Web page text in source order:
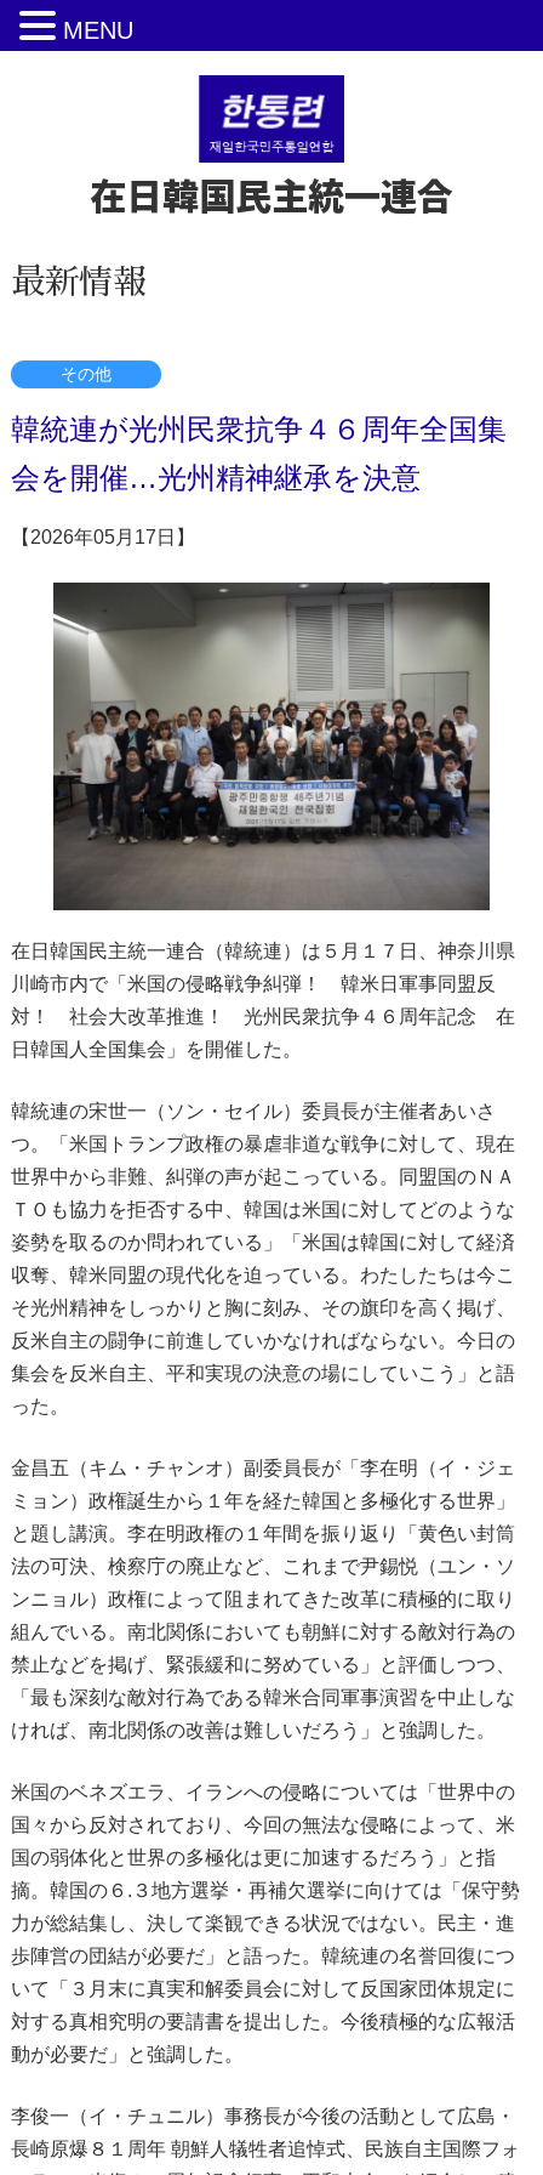
在日韓国民主統一連合
最新情報
その他
韓統連が光州民衆抗争４６周年全国集
会を開催…光州精神継承を決意
【2026年05月17日】
在日韓国民主統一連合（韓統連）は５月１７日、神奈川県
川崎市内で「米国の侵略戦争糾弾！ 韓米日軍事同盟反
対！ 社会大改革推進！ 光州民衆抗争４６周年記念 在
日韓国人全国集会」を開催した。
韓統連の宋世一（ソン・セイル）委員長が主催者あいさ
つ。「米国トランプ政権の暴虐非道な戦争に対して、現在
世界中から非難、糾弾の声が起こっている。同盟国のＮＡ
ＴＯも協力を拒否する中、韓国は米国に対してどのような
姿勢を取るのか問われている」「米国は韓国に対して経済
収奪、韓米同盟の現代化を迫っている。わたしたちは今こ
そ光州精神をしっかりと胸に刻み、その旗印を高く掲げ、
反米自主の闘争に前進していかなければならない。今日の
集会を反米自主、平和実現の決意の場にしていこう」と語
った。
金昌五（キム・チャンオ）副委員長が「李在明（イ・ジェ
ミョン）政権誕生から１年を経た韓国と多極化する世界」
と題し講演。李在明政権の１年間を振り返り「黄色い封筒
法の可決、検察庁の廃止など、これまで尹錫悦（ユン・ソ
ンニョル）政権によって阻まれてきた改革に積極的に取り
組んでいる。南北関係においても朝鮮に対する敵対行為の
禁止などを掲げ、緊張緩和に努めている」と評価しつつ、
「最も深刻な敵対行為である韓米合同軍事演習を中止しな
ければ、南北関係の改善は難しいだろう」と強調した。
米国のベネズエラ、イランへの侵略については「世界中の
国々から反対されており、今回の無法な侵略によって、米
国の弱体化と世界の多極化は更に加速するだろう」と指
摘。韓国の６.３地方選挙・再補欠選挙に向けては「保守勢
力が総結集し、決して楽観できる状況ではない。民主・進
歩陣営の団結が必要だ」と語った。韓統連の名誉回復につ
いて「３月末に真実和解委員会に対して反国家団体規定に
対する真相究明の要請書を提出した。今後積極的な広報活
動が必要だ」と強調した。
李俊一（イ・チュニル）事務長が今後の活動として広島・
長崎原爆８１周年 朝鮮人犠牲者追悼式、民族自主国際フォ
MENU